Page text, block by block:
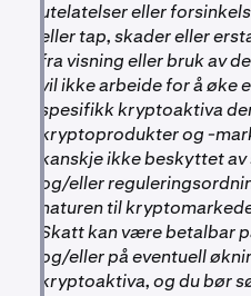
utelatelser eller
eller tap, skader eller
fra visning eller bruk av
vil ikke arbeide for å øke
spesifikk kryptoaktiva
kryptoprodukter og -
kanskje ikke beskyttet
og/eller
naturen til
Skatt kan være betalbar
og/eller på eventuell
kryptoaktiva, og du bør